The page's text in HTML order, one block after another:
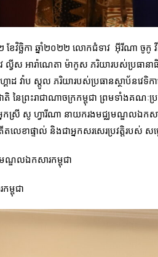
ខែវិច្ឆិកា ឆ្នាំ២០២២ លោកជំទាវ អ៊ីរីណា
ល្វីស អារ៉ាណេតា ម៉ាកូស ភរិយារបស់ប្រធាន
ដ វ៉ាប ស្តូល ភរិយារបស់ប្រធានស្ថាប័នវេទិក
ាតិ នៃព្រះរាជាណាចក្រកម្ពុជា ព្រមទាំ
កស្រី សូ ហ្វារីណា នាយករងមជ្ឈមណ្ឌលឯកស
ាផ្ទាល់ និងជាអ្នកសរសេរប្រវត្តិរបស់ សម្
ឌលឯកសារកម្ពុជា
ម្ពុជា